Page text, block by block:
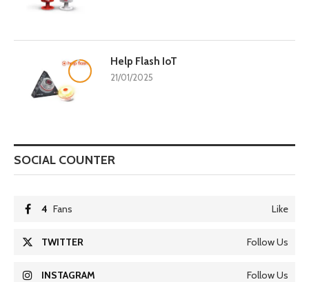
Help Flash IoT
21/01/2025
SOCIAL COUNTER
4 Fans Like
TWITTER Follow Us
INSTAGRAM Follow Us